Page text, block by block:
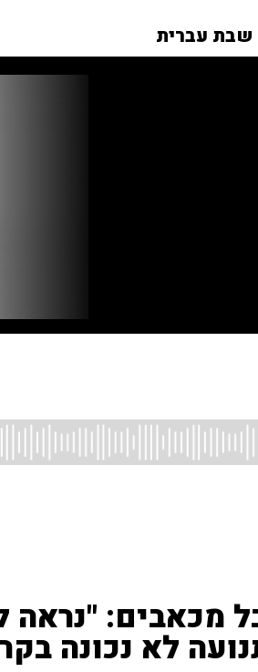
שבת עברית
מכאבים:
לא נכונה